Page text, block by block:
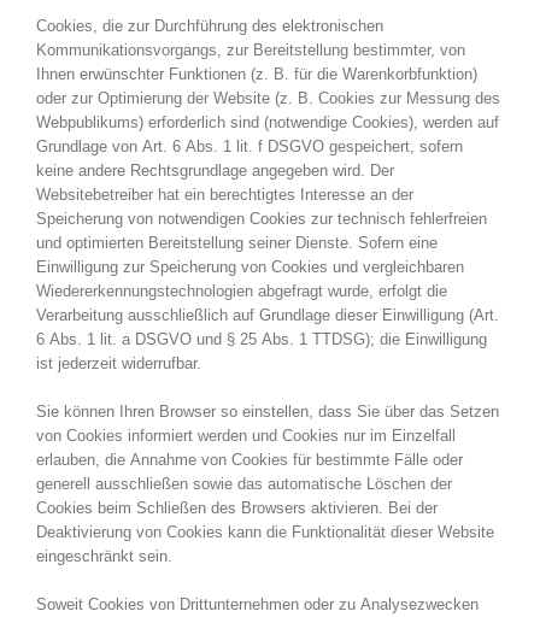
Cookies, die zur Durchführung des elektronischen
Kommunikationsvorgangs, zur Bereitstellung bestimmter, von
Ihnen erwünschter Funktionen (z. B. für die Warenkorbfunktion)
oder zur Optimierung der Website (z. B. Cookies zur Messung des
Webpublikums) erforderlich sind (notwendige Cookies), werden auf
Grundlage von Art. 6 Abs. 1 lit. f DSGVO gespeichert, sofern
keine andere Rechtsgrundlage angegeben wird. Der
Websitebetreiber hat ein berechtigtes Interesse an der
Speicherung von notwendigen Cookies zur technisch fehlerfreien
und optimierten Bereitstellung seiner Dienste. Sofern eine
Einwilligung zur Speicherung von Cookies und vergleichbaren
Wiedererkennungstechnologien abgefragt wurde, erfolgt die
Verarbeitung ausschließlich auf Grundlage dieser Einwilligung (Art.
6 Abs. 1 lit. a DSGVO und § 25 Abs. 1 TTDSG); die Einwilligung
ist jederzeit widerrufbar.
Sie können Ihren Browser so einstellen, dass Sie über das Setzen
von Cookies informiert werden und Cookies nur im Einzelfall
erlauben, die Annahme von Cookies für bestimmte Fälle oder
generell ausschließen sowie das automatische Löschen der
Cookies beim Schließen des Browsers aktivieren. Bei der
Deaktivierung von Cookies kann die Funktionalität dieser Website
eingeschränkt sein.
Soweit Cookies von Drittunternehmen oder zu Analysezwecken